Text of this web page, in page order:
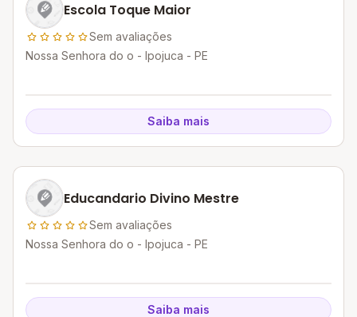
Escola Toque Maior
Sem avaliações
Nossa Senhora do o - Ipojuca - PE
Saiba mais
Educandario Divino Mestre
Sem avaliações
Nossa Senhora do o - Ipojuca - PE
Saiba mais